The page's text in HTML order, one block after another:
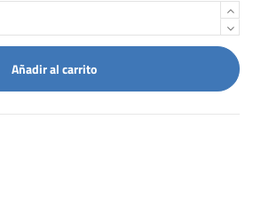
Añadir al carrito